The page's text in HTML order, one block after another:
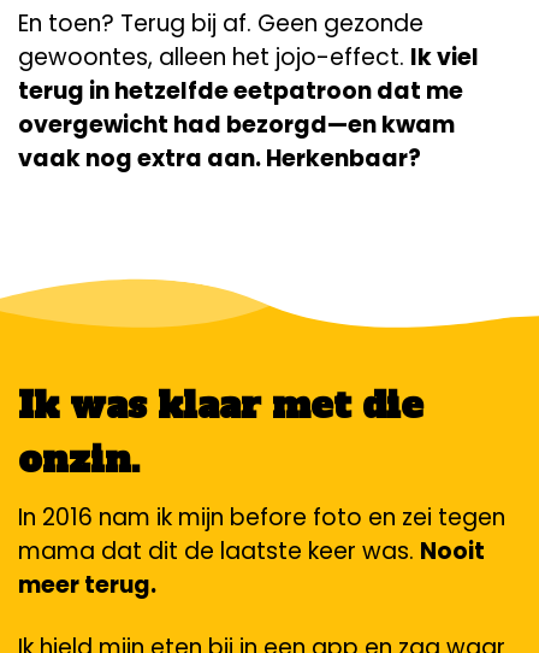
En toen? Terug bij af. Geen gezonde
gewoontes, alleen het jojo-effect. Ik viel
terug in hetzelfde eetpatroon dat me
overgewicht had bezorgd—en kwam
vaak nog extra aan. Herkenbaar?
Ik was klaar met die
onzin.
In 2016 nam ik mijn before foto en zei tegen
mama dat dit de laatste keer was. Nooit
meer terug.